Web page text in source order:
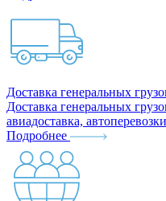
Доставка генеральных
Доставка генеральных
авиадоставка,
Подробнее